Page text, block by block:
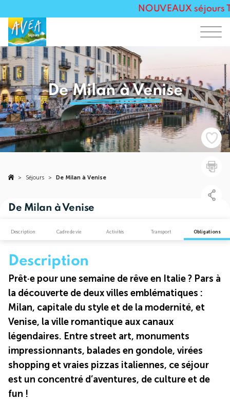
NOUVEAUX séjours
De Milan à Venise
> Séjours > De Milan à Venise
De Milan à Venise
Description Cadre de vie Activités Transport Obligations
Description
Prêt·e pour une semaine de rêve en Italie ? Pars à
la découverte de deux villes emblématiques :
Milan, capitale du style et de la modernité, et
Venise, la ville romantique aux canaux
légendaires. Entre street art, monuments
impressionnants, balades en gondole, virées
shopping et vraies pizzas italiennes, ce séjour
est un concentré d’aventures, de culture et de
fun !